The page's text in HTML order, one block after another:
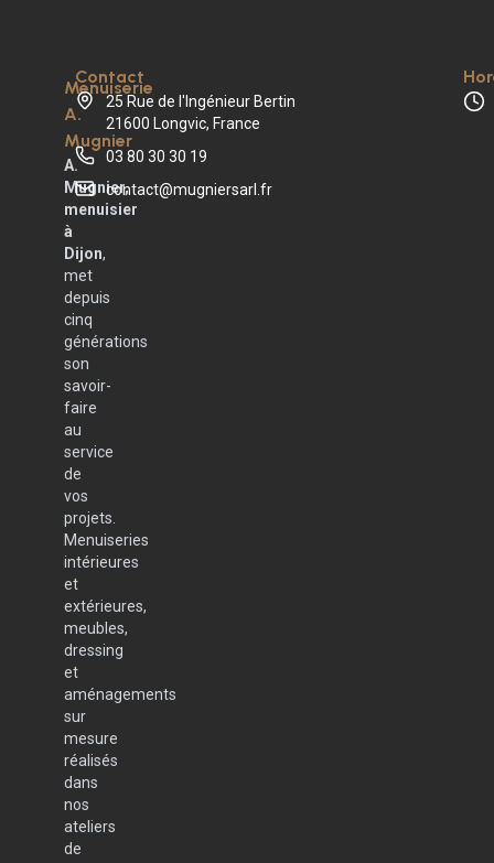
Menuiserie
A.
Mugnier
A.
Mugnier,
menuisier
à
Dijon,
met
depuis
cinq
générations
son
savoir-
faire
au
service
de
vos
projets.
Menuiseries
intérieures
et
extérieures,
meubles,
dressing
et
aménagements
sur
mesure
réalisés
dans
nos
ateliers
de
Contact
25 Rue de l'Ingénieur Bertin
21600 Longvic, France
03 80 30 30 19
contact@mugniersarl.fr